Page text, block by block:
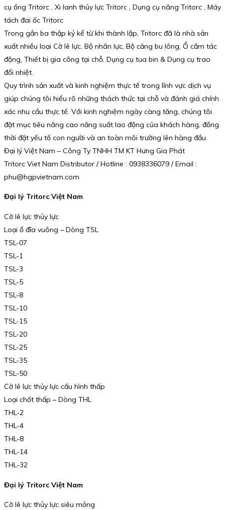
cụ ống Tritorc , Xi lanh thủy lực Tritorc , Dụng cụ nâng Tritorc , Máy
tách đai ốc Tritorc
Trong gần ba thập kỷ kể từ khi thành lập, Tritorc đã là nhà sản
xuất nhiều loại Cờ lê lực, Bộ nhân lực, Bộ căng bu lông, Ổ cắm tác
động, Thiết bị gia công tại chỗ, Dụng cụ tua bin & Dụng cụ trao
đổi nhiệt.
Quy trình sản xuất và kinh nghiệm thực tế trong lĩnh vực dịch vụ
giúp chúng tôi hiểu rõ những thách thức tại chỗ và đánh giá chính
xác nhu cầu thực tế. Với kinh nghiệm ngày càng tăng, chúng tôi
đặt mục tiêu nâng cao năng suất lao động của khách hàng, đồng
thời đặt yếu tố con người và an toàn môi trường lên hàng đầu.
Đại lý Việt Nam – Công Ty TNHH TM KT Hưng Gia Phát
Tritorc Viet Nam Distributor / Hotline : 0938336079 / Email :
phu@hgpvietnam.com
Đại lý Tritorc Việt Nam
Cờ lê lực thủy lực
Loại ổ đĩa vuông – Dòng TSL
TSL-07
TSL-1
TSL-3
TSL-5
TSL-8
TSL-10
TSL-15
TSL-20
TSL-25
TSL-35
TSL-50
Cờ lê lực thủy lực cấu hình thấp
Loại chốt thấp – Dòng THL
THL-2
THL-4
THL-8
THL-14
THL-32
Đại lý Tritorc Việt Nam
Cờ lê lực thủy lực siêu mỏng